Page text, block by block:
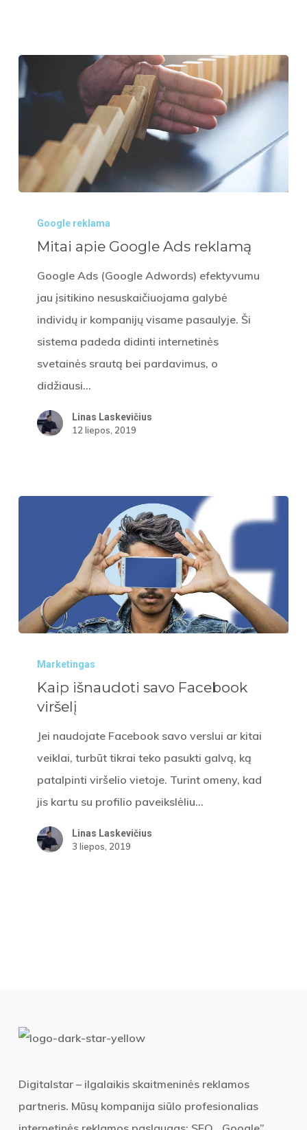
apie
Google
reklamą
Google reklama
Mitai apie Google Ads reklamą
Google Ads (Google Adwords) efektyvumu
jau įsitikino nesuskaičiuojama galybė
individų ir kompanijų visame pasaulyje. Ši
sistema padeda didinti internetinės
svetainės srautą bei pardavimus, o
didžiausi…
Linas Laskevičius
12 liepos, 2019
išnaudoti
savo
Facebook
viršelį
Marketingas
Kaip išnaudoti savo Facebook
viršelį
Jei naudojate Facebook savo verslui ar kitai
veiklai, turbūt tikrai teko pasukti galvą, ką
patalpinti viršelio vietoje. Turint omeny, kad
jis kartu su profilio paveikslėliu…
Linas Laskevičius
3 liepos, 2019
Digitalstar – ilgalaikis skaitmeninės reklamos
partneris. Mūsų kompanija siūlo profesionalias